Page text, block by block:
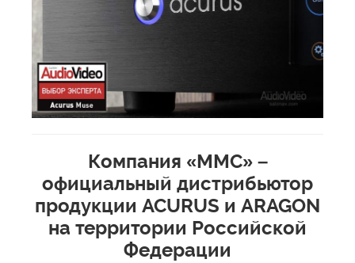
Компания «ММС» –
официальный дистрибьютор
продукции ACURUS и ARAGON
на территории Российской
Федерации